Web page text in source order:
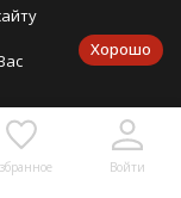
Войти
Хорошо